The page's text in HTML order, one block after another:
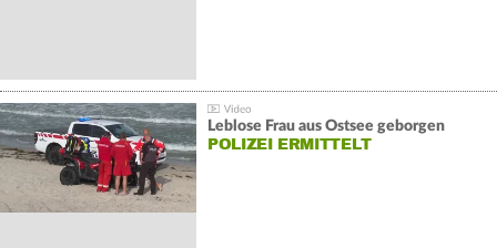
Leblose Frau aus Ostsee geborgen
POLIZEI ERMITTELT